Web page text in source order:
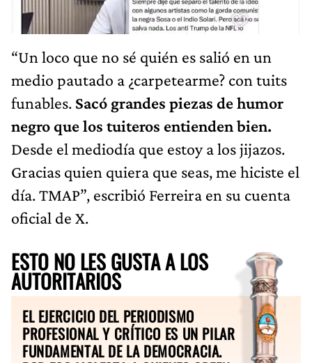
“Un loco que no sé quién es salió en un
medio pautado a ¿carpetearme? con tuits
funables. Sacó grandes piezas de humor
negro que los tuiteros entienden bien.
Desde el mediodía que estoy a los jijazos.
Gracias quien quiera que seas, me hiciste el
día. TMAP”, escribió Ferreira en su cuenta
oficial de X.
ESTO NO LES GUSTA A LOS
AUTORITARIOS
EL EJERCICIO DEL PERIODISMO
PROFESIONAL Y CRÍTICO ES UN PILAR
FUNDAMENTAL DE LA DEMOCRACIA.